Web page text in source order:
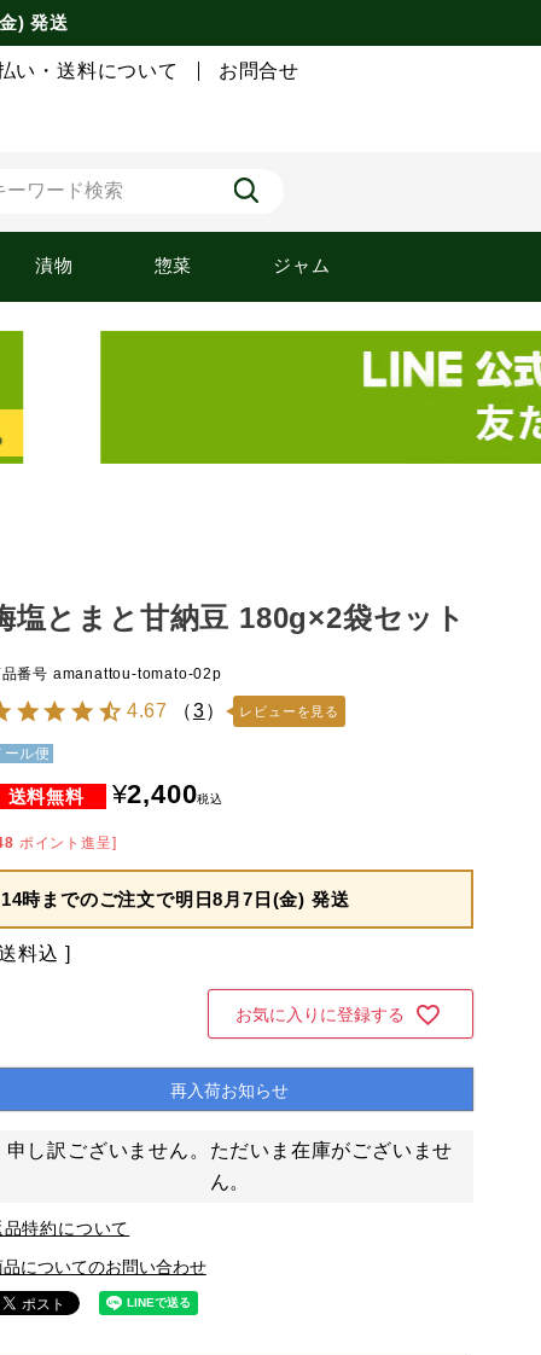
) 発送
い・送料について お問合せ
漬物 惣菜 ジャム
塩とまと甘納豆 180g×2袋セット
番号 amanattou-tomato-02p
4.67 （3） レビューを見る
ール便
¥2,400税込
ポイント進呈]
14時までのご注文で明日8月7日(金) 発送
料込
お気に入りに登録する
再入荷お知らせ
申し訳ございません。ただいま在庫がございませ
ん。
品特約について
品についてのお問い合わせ